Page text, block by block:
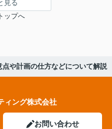
見る
ップへ
や計画の仕方などについて解説
ィング株式会社
お問い合わせ